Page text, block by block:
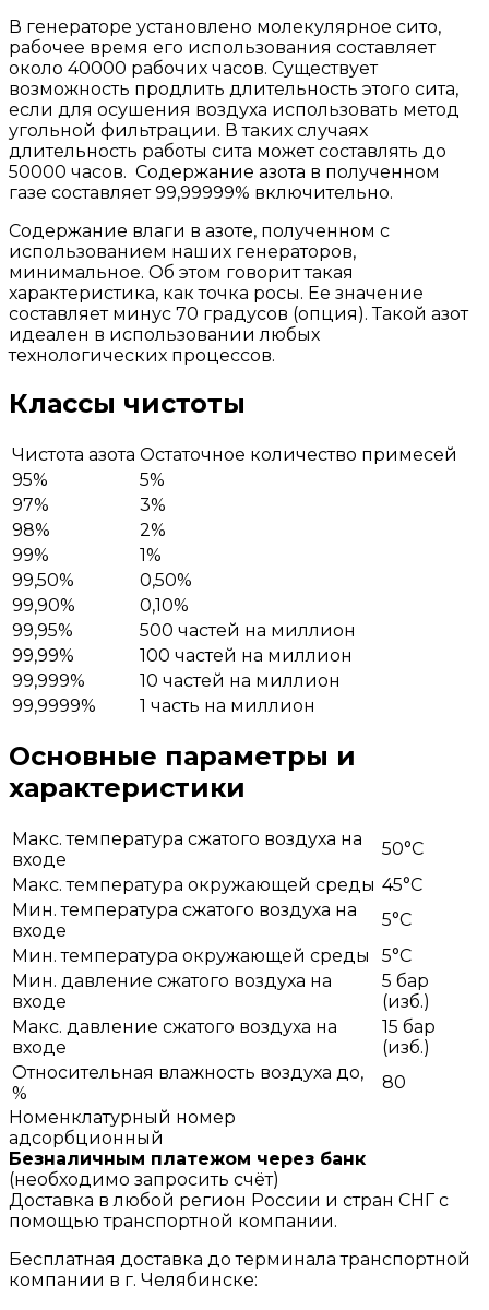
В генераторе установлено молекулярное сито,
рабочее время его использования составляет
около 40000 рабочих часов. Существует
возможность продлить длительность этого сита,
если для осушения воздуха использовать метод
угольной фильтрации. В таких случаях
длительность работы сита может составлять до
50000 часов. Содержание азота в полученном
газе составляет 99,99999% включительно.
Содержание влаги в азоте, полученном с
использованием наших генераторов,
минимальное. Об этом говорит такая
характеристика, как точка росы. Ее значение
составляет минус 70 градусов (опция). Такой азот
идеален в использовании любых
технологических процессов.
Классы чистоты
Чистота азота Остаточное количество примесей
95%
5%
97%
3%
98%
2%
99%
1%
99,50%
0,50%
99,90%
0,10%
99,95%
500 частей на миллион
99,99%
100 частей на миллион
99,999%
10 частей на миллион
99,9999%
1 часть на миллион
Основные параметры и
характеристики
Макс. температура сжатого воздуха на
входе
50°C
Макс. температура окружающей среды 45°C
Мин. температура сжатого воздуха на
входе
5°C
Мин. температура окружающей среды
5°C
Мин. давление сжатого воздуха на
входе
5 бар
(изб.)
Макс. давление сжатого воздуха на
входе
15 бар
(изб.)
Относительная влажность воздуха до,
%
80
Номенклатурный номер
адсорбционный
Безналичным платежом через банк
(необходимо запросить счёт)
Доставка в любой регион России и стран СНГ с
помощью транспортной компании.
Бесплатная доставка до терминала транспортной
компании в г. Челябинске: